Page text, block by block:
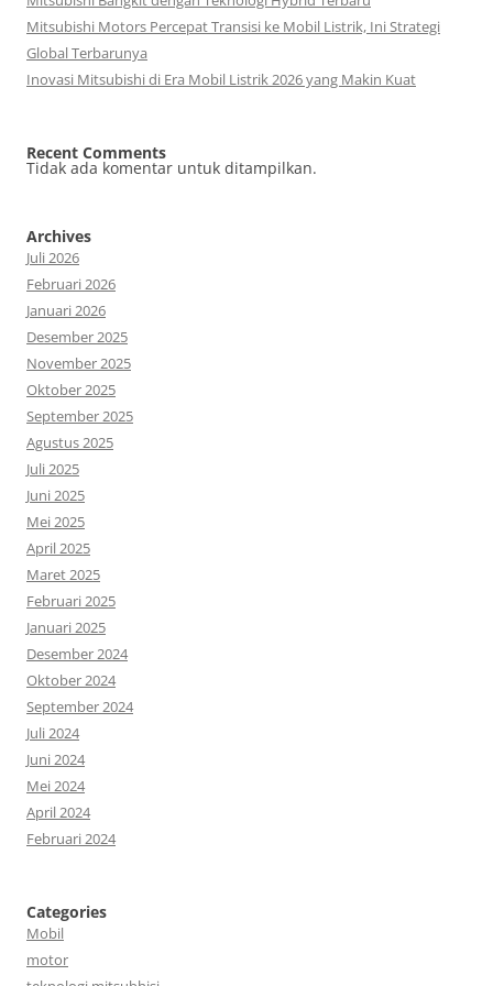
Mitsubishi Motors Percepat Transisi ke Mobil Listrik, Ini Strategi
Global Terbarunya
Inovasi Mitsubishi di Era Mobil Listrik 2026 yang Makin Kuat
Recent Comments
Tidak ada komentar untuk ditampilkan.
Archives
Juli 2026
Februari 2026
Januari 2026
Desember 2025
November 2025
Oktober 2025
September 2025
Agustus 2025
Juli 2025
Juni 2025
Mei 2025
April 2025
Maret 2025
Februari 2025
Januari 2025
Desember 2024
Oktober 2024
September 2024
Juli 2024
Juni 2024
Mei 2024
April 2024
Februari 2024
Categories
Mobil
motor